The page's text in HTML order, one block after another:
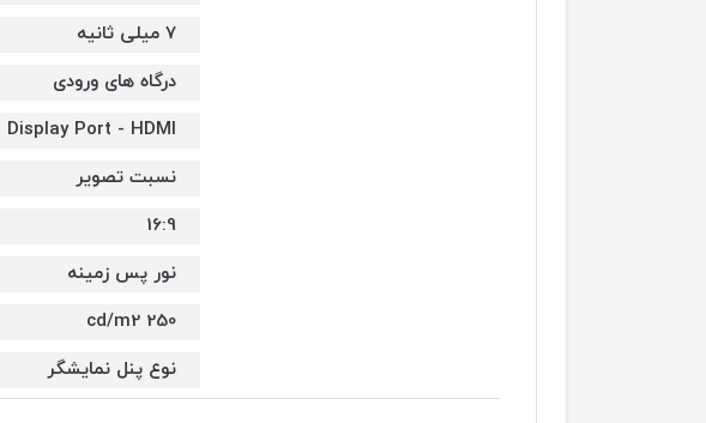
7 میلی ثانیه
درگاه های ورودی
Display Port - HDMI
نسبت تصویر
16:9
نور پس زمینه
250 cd/m2
نوع پنل نمایشگر